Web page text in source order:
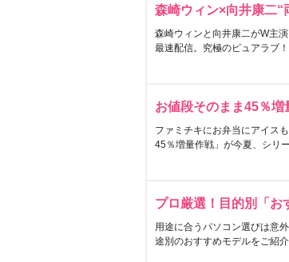
森崎ウィン×向井康二“
森崎ウィンと向井康二がW主
最速配信。究極のピュアラブ！
お値段そのまま45％
ファミチキにお弁当にアイス
45％増量作戦」が今夏、シリ
プロ厳選！目的別「お
用途に合うパソコン選びは意
途別のおすすめモデルをご紹介